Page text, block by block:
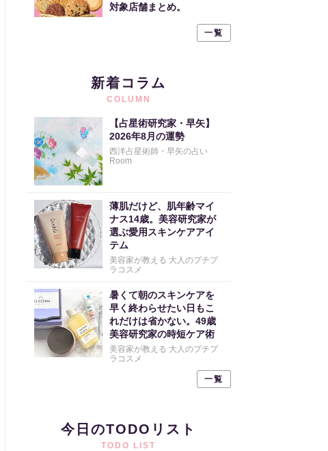
対象店舗まとめ。
一覧
新着コラム
COLUMN
【占星術研究家・早矢】
2026年8月の運勢
西洋占星術師・早矢の占い
Room
薄肌だけど、肌年齢マイ
ナス14歳。美容研究家が
選ぶ愛用スキンケアアイ
テム
美容家が教える 大人のプチプ
ラコスメ
暑くて朝のスキンケアを
早く終わらせたい日もこ
れだけは省かない。49歳
美容研究家の時短ケア術
美容家が教える 大人のプチプ
ラコスメ
一覧
今日のTODOリスト
TODO LIST